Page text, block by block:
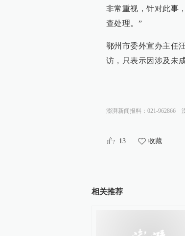
非常重视，针对此事
查处理。”
鄂州市委外宣办主任
访，只表示因涉及未
澎湃新闻报料：021-962866
13 收藏
相关推荐